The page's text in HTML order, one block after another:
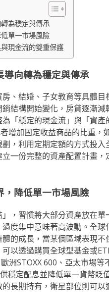
為穩定與傳承
單一市場風險
現金流的雙重保護
導向轉為穩定與傳承
、結婚、子女教育等具體
結構開始變化，房貸逐漸
「穩定的現金流」與「資
增加固定收益商品的比重，
，利用定期定額的方式投
一份完整的資產配置計畫
，降低單一市場風險
，習慣將大部分資產放在
度集中意味著高波動。全
的成長，當某個區域表現
以透過購買全球型基金或
洲STOXX 600、亞太市場
穩定配息並降低單一貨幣貶
長期持有，衛星部位則可